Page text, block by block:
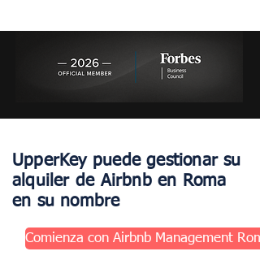
UpperKey puede gestionar su
alquiler de Airbnb en Roma
en su nombre
Comienza con Airbnb Management